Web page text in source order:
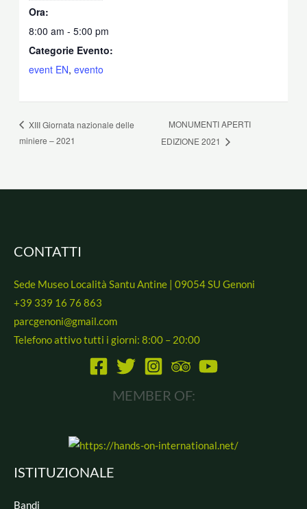
Ora:
8:00 am - 5:00 pm
Categorie Evento:
event EN,evento
XIII Giornata nazionale delle
miniere – 2021
MONUMENTI APERTI
EDIZIONE 2021
CONTATTI
Sede Museo Località Santu Antine | 09054 SU Genoni
+39 339 16 76 863
parcgenoni@gmail.com
Telefono attivo tutti i giorni: 8:00 – 20:00
MEMBER OF:
ISTITUZIONALE
Bandi